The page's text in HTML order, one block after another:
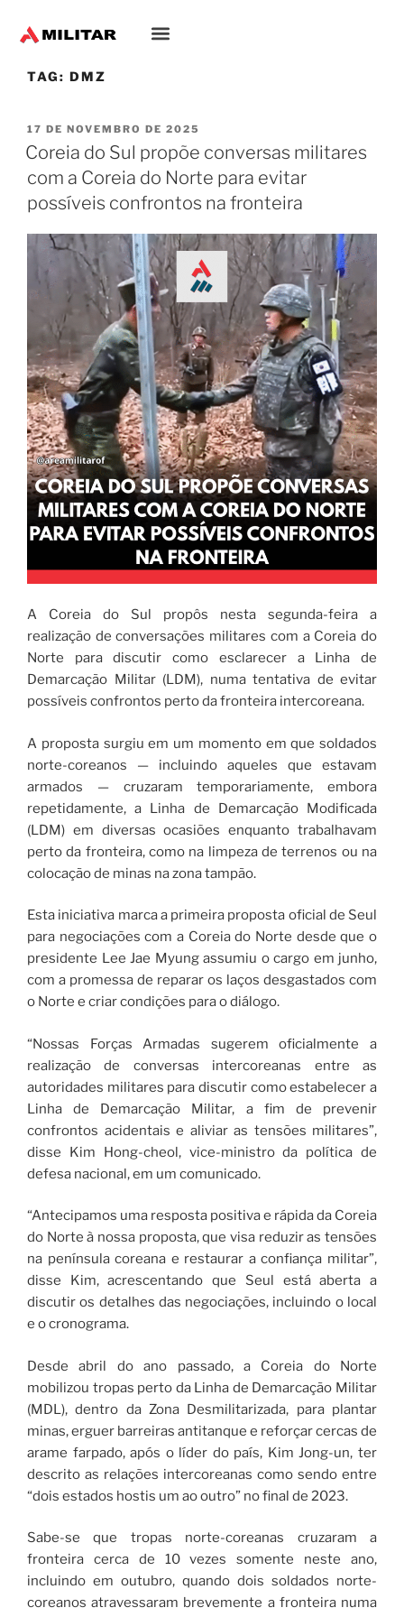
TAG: DMZ
17 DE NOVEMBRO DE 2025
Coreia do Sul propõe conversas militares
com a Coreia do Norte para evitar
possíveis confrontos na fronteira
A Coreia do Sul propôs nesta segunda-feira a
realização de conversações militares com a Coreia do
Norte para discutir como esclarecer a Linha de
Demarcação Militar (LDM), numa tentativa de evitar
possíveis confrontos perto da fronteira intercoreana.
A proposta surgiu em um momento em que soldados
norte-coreanos — incluindo aqueles que estavam
armados — cruzaram temporariamente, embora
repetidamente, a Linha de Demarcação Modificada
(LDM) em diversas ocasiões enquanto trabalhavam
perto da fronteira, como na limpeza de terrenos ou na
colocação de minas na zona tampão.
Esta iniciativa marca a primeira proposta oficial de Seul
para negociações com a Coreia do Norte desde que o
presidente Lee Jae Myung assumiu o cargo em junho,
com a promessa de reparar os laços desgastados com
o Norte e criar condições para o diálogo.
“Nossas Forças Armadas sugerem oficialmente a
realização de conversas intercoreanas entre as
autoridades militares para discutir como estabelecer a
Linha de Demarcação Militar, a fim de prevenir
confrontos acidentais e aliviar as tensões militares”,
disse Kim Hong-cheol, vice-ministro da política de
defesa nacional, em um comunicado.
“Antecipamos uma resposta positiva e rápida da Coreia
do Norte à nossa proposta, que visa reduzir as tensões
na península coreana e restaurar a confiança militar”,
disse Kim, acrescentando que Seul está aberta a
discutir os detalhes das negociações, incluindo o local
e o cronograma.
Desde abril do ano passado, a Coreia do Norte
mobilizou tropas perto da Linha de Demarcação Militar
(MDL), dentro da Zona Desmilitarizada, para plantar
minas, erguer barreiras antitanque e reforçar cercas de
arame farpado, após o líder do país, Kim Jong-un, ter
descrito as relações intercoreanas como sendo entre
“dois estados hostis um ao outro” no final de 2023.
Sabe-se que tropas norte-coreanas cruzaram a
fronteira cerca de 10 vezes somente neste ano,
incluindo em outubro, quando dois soldados norte-
coreanos atravessaram brevemente a fronteira numa